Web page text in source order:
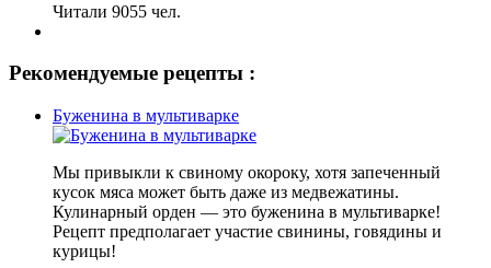
Читали 9055 чел.
Рекомендуемые рецепты :
Буженина в мультиварке
Мы привыкли к свиному окороку, хотя запеченный
кусок мяса может быть даже из медвежатины.
Кулинарный орден — это буженина в мультиварке!
Рецепт предполагает участие свинины, говядины и
курицы!